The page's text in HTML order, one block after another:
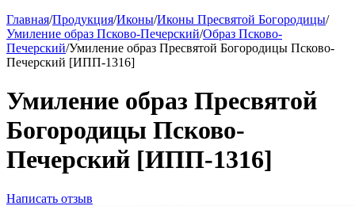
Главная/Продукция/Иконы/Иконы Пресвятой Богородицы/
Умиление образ Псково-Печерский/Образ Псково-
Печерский/Умиление образ Пресвятой Богородицы Псково-
Печерский [ИПП-1316]
Умиление образ Пресвятой
Богородицы Псково-
Печерский [ИПП-1316]
Написать отзыв